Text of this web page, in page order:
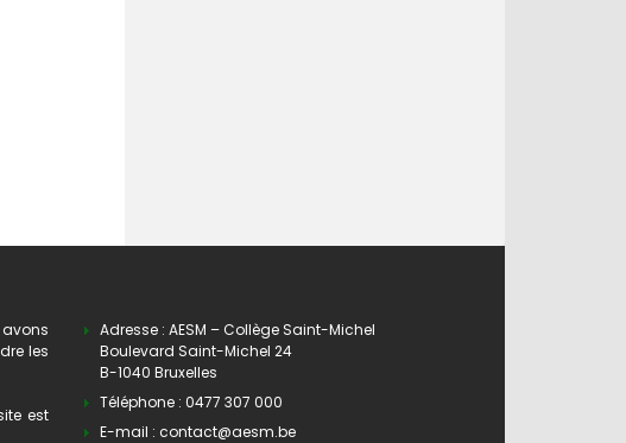
les
est
Adresse : AESM – Collège Saint-Michel
Boulevard Saint-Michel 24
B-1040 Bruxelles
Téléphone : 0477 307 000
E-mail : contact@aesm.be